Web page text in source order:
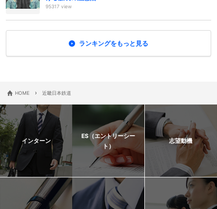
95317 view
ランキングをもっと見る
HOME › 近畿日本鉄道
インターン
ES（エントリーシー
ト）
志望動機